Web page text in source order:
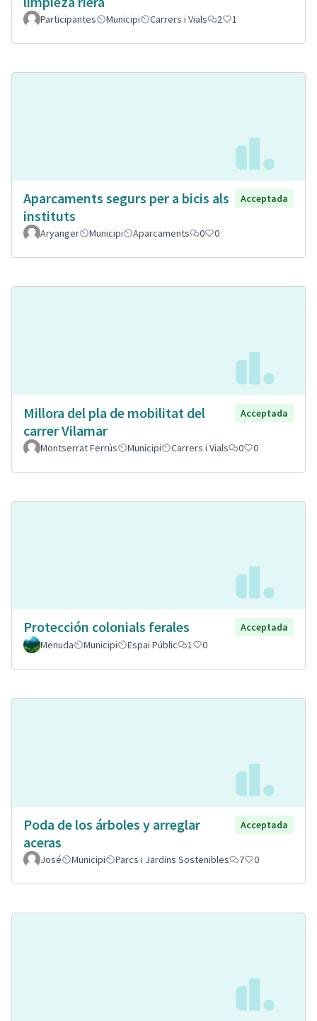
Participantes Municipi Carrers i Vials 2 1
Aparcaments segurs per a bicis als
instituts
Acceptada
Aryanger Municipi Aparcaments 0 0
Millora del pla de mobilitat del
carrer Vilamar
Acceptada
Montserrat Ferrús Municipi Carrers i Vials 0 0
Protección colonials ferales
Acceptada
Menuda
Municipi Espai Públic 1 0
Poda de los árboles y arreglar
aceras
Acceptada
José Municipi Parcs i Jardins Sostenibles 7 0